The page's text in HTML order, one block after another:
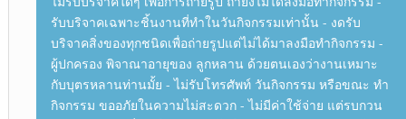
รับบริจาคเฉพาะชิ้นงานที่ทำในวันกิจกรรมเท่านั้น - งดรับ
บริจาคสิ่งของทุกชนิดเพื่อถ่ายรูปแต่ไม่ได้มาลงมือทำกิจกรรม -
ผู้ปกครอง พิจาณาอายุของ ลูกหลาน ด้วยตนเองว่างานเหมาะ
กับบุตรหลานท่านมั้ย - ไม่รับโทรศัพท์ วันกิจกรรม หรือขณะ ทำ
กิจกรรม ขออภัยในความไม่สะดวก - ไม่มีค่าใช้จ่าย แต่รบกวน